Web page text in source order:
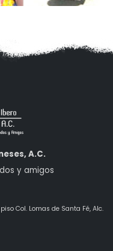
A.C.
y amigos
Col. Lomas de Santa Fé, Alc.